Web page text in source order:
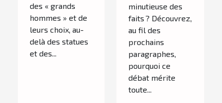
des « grands
hommes » et de
leurs choix, au-
delà des statues
et des...
minutieuse des
faits ? Découvrez,
au fil des
prochains
paragraphes,
pourquoi ce
débat mérite
toute...